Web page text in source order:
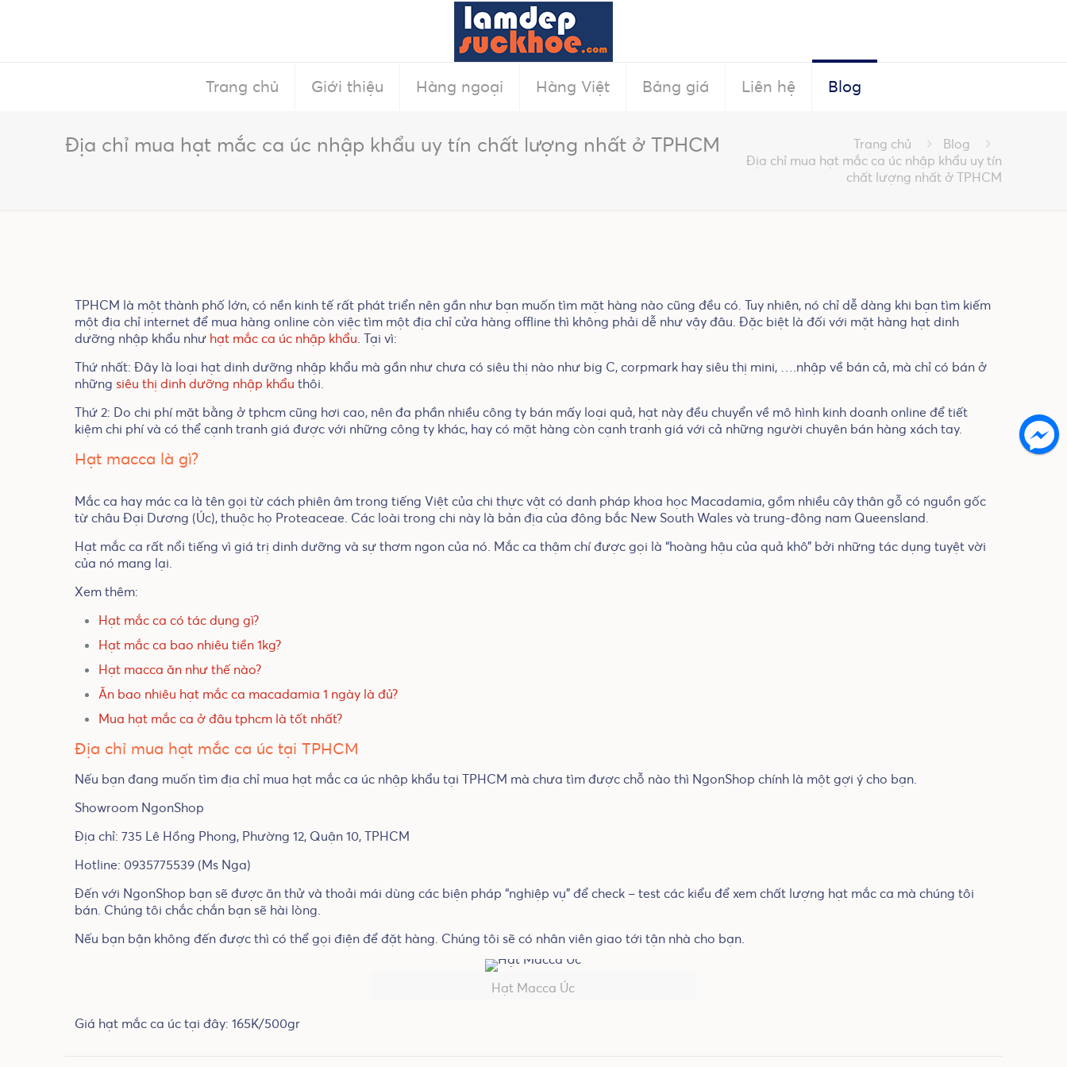
Trang chủ Giới thiệu Hàng ngoại Hàng Việt Bảng giá Liên hệ Blog
Địa chỉ mua hạt mắc ca úc nhập khẩu uy tín chất lượng nhất ở TPHCM Trang chủ
Blog
Địa chỉ mua hạt mắc ca úc nhập khẩu uy tín
chất lượng nhất ở TPHCM
TPHCM là một thành phố lớn, có nền kinh tế rất phát triển nên gần như bạn muốn tìm mặt hàng nào cũng đều có. Tuy nhiên, nó chỉ dễ dàng khi bạn tìm kiếm
một địa chỉ internet để mua hàng online còn việc tìm một địa chỉ cửa hàng offline thì không phải dễ như vậy đâu. Đặc biệt là đối với mặt hàng hạt dinh
dưỡng nhập khẩu như hạt mắc ca úc nhập khẩu. Tại vì:
Thứ nhất: Đây là loại hạt dinh dưỡng nhập khẩu mà gần như chưa có siêu thị nào như big C, corpmark hay siêu thị mini, ….nhập về bán cả, mà chỉ có bán ở
những siêu thị dinh dưỡng nhập khẩu thôi.
Thứ 2: Do chi phí mặt bằng ở tphcm cũng hơi cao, nên đa phần nhiều công ty bán mấy loại quả, hạt này đều chuyển về mô hình kinh doanh online để tiết
kiệm chi phí và có thể cạnh tranh giá được với những công ty khác, hay có mặt hàng còn cạnh tranh giá với cả những người chuyên bán hàng xách tay.
Hạt macca là gì?
Mắc ca hay mác ca là tên gọi từ cách phiên âm trong tiếng Việt của chi thực vật có danh pháp khoa học Macadamia, gồm nhiều cây thân gỗ có nguồn gốc
từ châu Đại Dương (Úc), thuộc họ Proteaceae. Các loài trong chi này là bản địa của đông bắc New South Wales và trung-đông nam Queensland.
Hạt mắc ca rất nổi tiếng vì giá trị dinh dưỡng và sự thơm ngon của nó. Mắc ca thậm chí được gọi là “hoàng hậu của quả khô” bởi những tác dụng tuyệt vời
của nó mang lại.
Xem thêm:
Hạt mắc ca có tác dụng gì?
Hạt mắc ca bao nhiêu tiền 1kg?
Hạt macca ăn như thế nào?
Ăn bao nhiêu hạt mắc ca macadamia 1 ngày là đủ?
Mua hạt mắc ca ở đâu tphcm là tốt nhất?
Địa chỉ mua hạt mắc ca úc tại TPHCM
Nếu bạn đang muốn tìm địa chỉ mua hạt mắc ca úc nhập khẩu tại TPHCM mà chưa tìm được chỗ nào thì NgonShop chính là một gợi ý cho bạn.
Showroom NgonShop
Địa chỉ: 735 Lê Hồng Phong, Phường 12, Quận 10, TPHCM
Hotline: 0935775539 (Ms Nga)
Đến với NgonShop bạn sẽ được ăn thử và thoải mái dùng các biện pháp “nghiệp vụ” để check – test các kiểu để xem chất lượng hạt mắc ca mà chúng tôi
bán. Chúng tôi chắc chắn bạn sẽ hài lòng.
Nếu bạn bận không đến được thì có thể gọi điện để đặt hàng. Chúng tôi sẽ có nhân viên giao tới tận nhà cho bạn.
Hạt Macca Úc
Giá hạt mắc ca úc tại đây: 165K/500gr